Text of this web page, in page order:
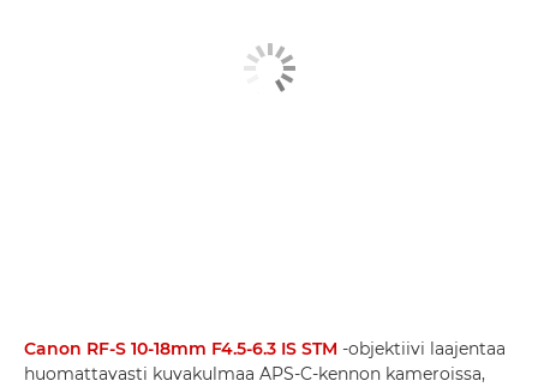
Canon RF-S 10-18mm F4.5-6.3 IS STM -objektiivi laajentaa
huomattavasti kuvakulmaa APS-C-kennon kameroissa,